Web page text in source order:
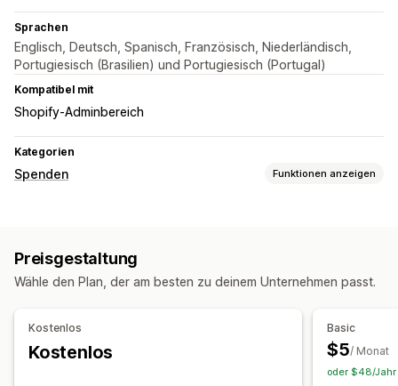
Sprachen
Englisch, Deutsch, Spanisch, Französisch, Niederländisch,
Portugiesisch (Brasilien) und Portugiesisch (Portugal)
Kompatibel mit
Shopify-Adminbereich
Kategorien
Spenden Funktionen anzeigen
Gesellschaftliche Bedeutung
Benutzerdefinierte Wohltätigkeitsorganisation
Spendenziele
Preisgestaltung
Wähle den Plan, der am besten zu deinem Unternehmen passt.
Kostenlos
Kostenlos
Basic
$5/ Monat
oder $48/Jahr